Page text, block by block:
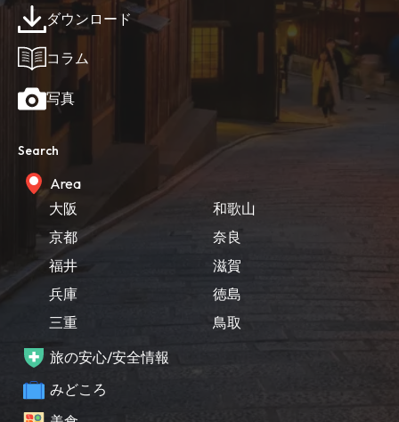
ダウンロード
コラム
写真
Search
Area
大阪
京都
福井
兵庫
三重
和歌山
奈良
滋賀
徳島
鳥取
旅の安心/安全情報
みどころ